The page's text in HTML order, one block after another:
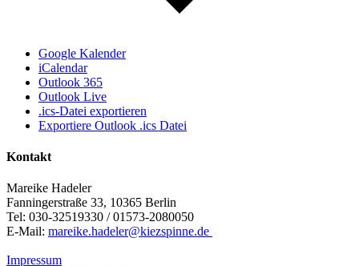
Google Kalender
iCalendar
Outlook 365
Outlook Live
.ics-Datei exportieren
Exportiere Outlook .ics Datei
Kontakt
Mareike Hadeler
Fanningerstraße 33, 10365 Berlin
Tel: 030-32519330 / 01573-2080050
E-Mail: mareike.hadeler@kiezspinne.de
Impressum